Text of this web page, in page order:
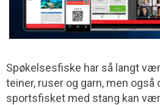
Spøkelsesfiske har så langt
teiner, ruser og garn, men også
sportsfisket med stang kan